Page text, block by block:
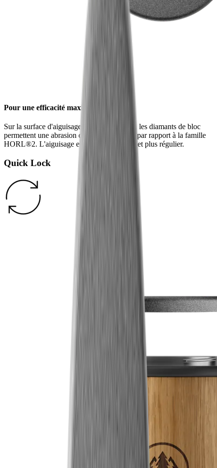
Pour une efficacité maximale
Sur la surface d'aiguisage diamant standard, les diamants de bloc
permettent une abrasion de 80% supérieure par rapport à la famille
HORL®2. L'aiguisage est ainsi plus rapide et plus régulier.
Quick Lock